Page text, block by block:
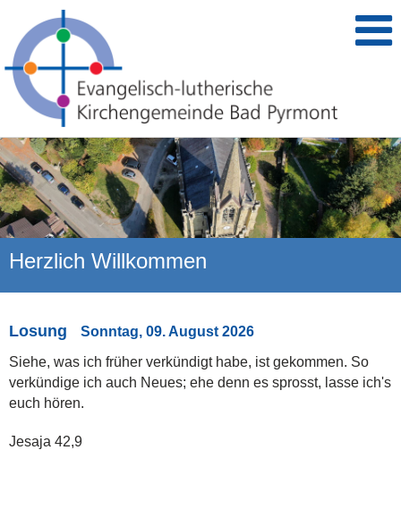
Herzlich Willkommen
Losung
Sonntag, 09. August 2026
Siehe, was ich früher verkündigt habe, ist gekommen. So
verkündige ich auch Neues; ehe denn es sprosst, lasse ich's
euch hören.
Jesaja 42,9